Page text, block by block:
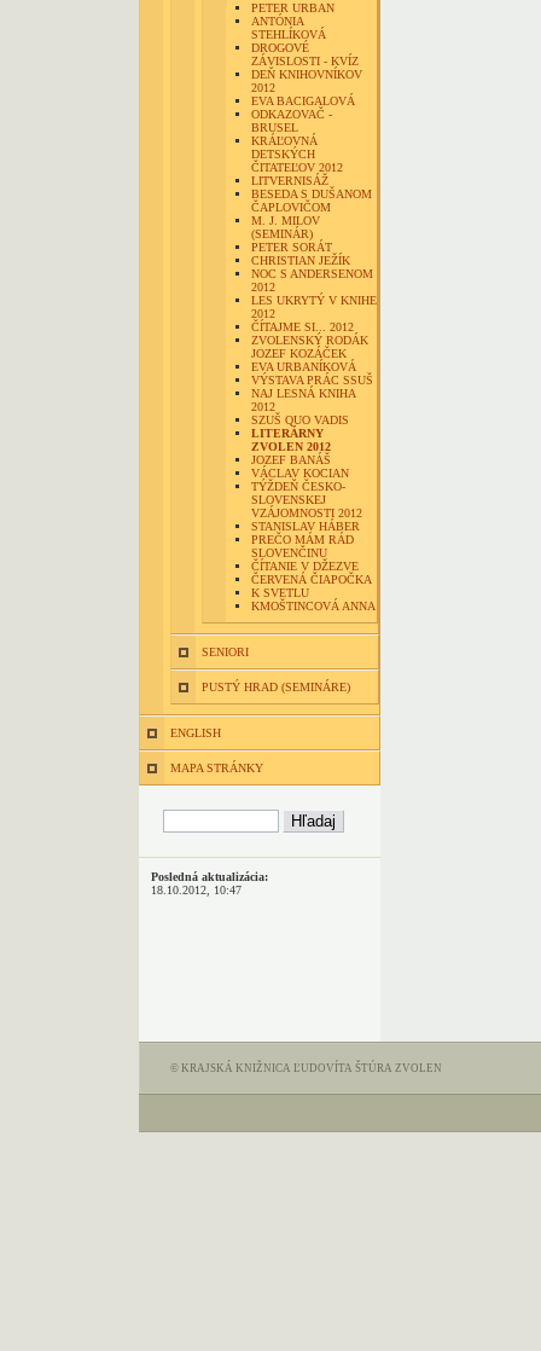
PETER URBAN
ANTÓNIA
STEHLÍKOVÁ
DROGOVÉ
ZÁVISLOSTI - KVÍZ
DEŇ KNIHOVNÍKOV
2012
EVA BACIGALOVÁ
ODKAZOVAČ -
BRUSEL
KRÁĽOVNÁ
DETSKÝCH
ČITATEĽOV 2012
LITVERNISÁŽ
BESEDA S DUŠANOM
ČAPLOVIČOM
M. J. MILOV
(SEMINÁR)
PETER SORÁT
CHRISTIAN JEŽÍK
NOC S ANDERSENOM
2012
LES UKRYTÝ V KNIHE
2012
ČÍTAJME SI... 2012
ZVOLENSKÝ RODÁK
JOZEF KOZÁČEK
EVA URBANÍKOVÁ
VÝSTAVA PRÁC SSUŠ
NAJ LESNÁ KNIHA
2012
SZUŠ QUO VADIS
LITERÁRNY
ZVOLEN 2012
JOZEF BANÁŠ
VÁCLAV KOCIAN
TÝŽDEŇ ČESKO-
SLOVENSKEJ
VZÁJOMNOSTI 2012
STANISLAV HÁBER
PREČO MÁM RÁD
SLOVENČINU
ČÍTANIE V DŽEZVE
ČERVENÁ ČIAPOČKA
K SVETLU
KMOŠTINCOVÁ ANNA
SENIORI
PUSTÝ HRAD (SEMINÁRE)
ENGLISH
MAPA STRÁNKY
Posledná aktualizácia:
18.10.2012, 10:47
© KRAJSKÁ KNIŽNICA ĽUDOVÍTA ŠTÚRA ZVOLEN